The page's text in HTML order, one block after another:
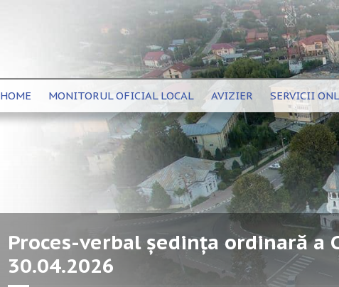
HOME MONITORUL OFICIAL LOCAL AVIZIER SERVICII
Proces-verbal ședința ordinară
30.04.2026